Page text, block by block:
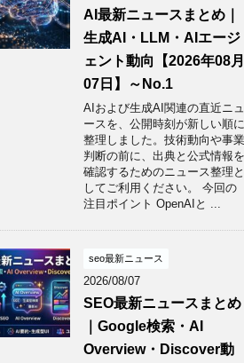
AI最新ニュースまとめ｜
生成AI・LLM・AIエージ
ェント動向【2026年08月
07日】～No.1
AIおよび生成AI関連の直近ニュ
ースを、公開時刻が新しい順に
整理しました。技術動向や事業
判断の前に、出典と公式情報を
確認するためのニュース整理と
してご利用ください。 今回の
注目ポイント OpenAIと ...
seo最新ニュース
2026/08/07
SEO最新ニュースまとめ
｜Google検索・AI
Overview・Discover動